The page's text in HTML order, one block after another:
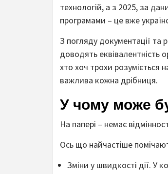
технологій, а з 2025, за
програмами – це вже
З погляду документації та
доводять еквівалентність
хто хоч трохи розуміється
важлива кожна дрібниця.
У чому може
На папері – немає
Ось що найчастіше
Зміни у швидкості дії. У